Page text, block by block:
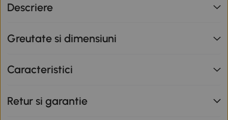
Descriere
Greutate si dimensiuni
Caracteristici
Retur si garantie